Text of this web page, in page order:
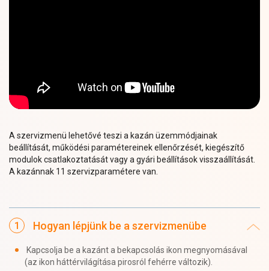
A szervizmenü lehetővé teszi a kazán üzemmódjainak
beállítását, működési paramétereinek ellenőrzését, kiegészítő
modulok csatlakoztatását vagy a gyári beállítások visszaállítását.
A kazánnak 11 szervizparamétere van.
Hogyan lépjünk be a szervizmenübe
Kapcsolja be a kazánt a bekapcsolás ikon megnyomásával
(az ikon háttérvilágítása pirosról fehérre változik).